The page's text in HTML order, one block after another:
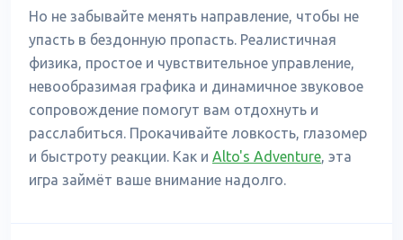
Но не забывайте менять направление, чтобы не
упасть в бездонную пропасть. Реалистичная
физика, простое и чувствительное управление,
невообразимая графика и динамичное звуковое
сопровождение помогут вам отдохнуть и
расслабиться. Прокачивайте ловкость, глазомер
и быстроту реакции. Как и Alto's Adventure, эта
игра займёт ваше внимание надолго.